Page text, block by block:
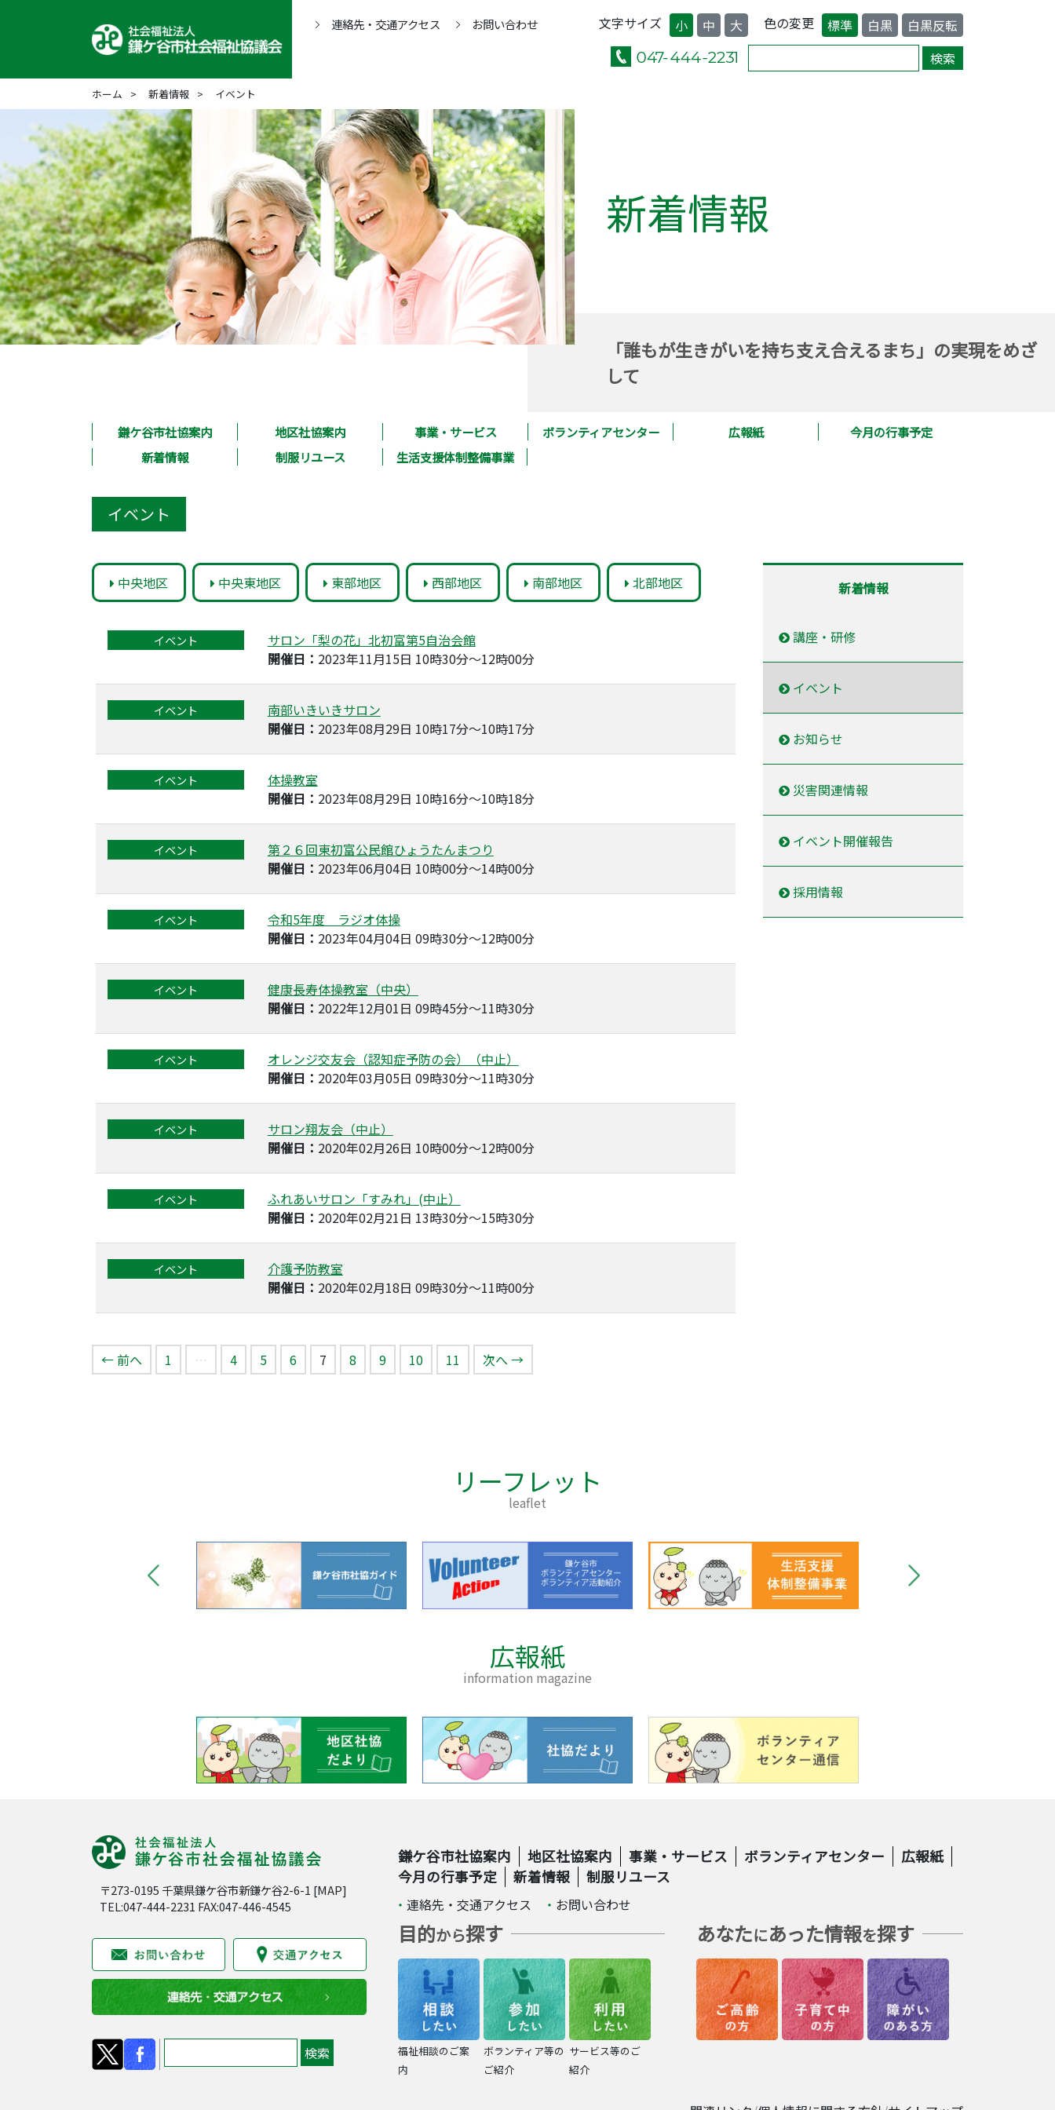
連絡先・交通アクセス お問い合わせ 文字サイズ 小 中 大 色の変更 標準 白黒 白黒反転
ホーム 新着情報 イベント
新着情報
「誰もが生きがいを持ち支え合えるまち」の実現をめざ
して
鎌ケ谷市社協案内 地区社協案内 事業・サービス ボランティアセンター 広報紙
今月の行事予定
新着情報
制服リユース 生活支援体制整備事業
イベント
中央地区 中央東地区 東部地区 西部地区 南部地区 北部地区
イベント
サロン「梨の花」北初富第5自治会館
開催日： 2023年11月15日 10時30分～12時00分
イベント
南部いきいきサロン
開催日： 2023年08月29日 10時17分～10時17分
イベント
体操教室
開催日： 2023年08月29日 10時16分～10時18分
イベント
第２６回東初富公民館ひょうたんまつり
開催日： 2023年06月04日 10時00分～14時00分
イベント
令和5年度 ラジオ体操
開催日： 2023年04月04日 09時30分～12時00分
イベント
健康長寿体操教室（中央）
開催日： 2022年12月01日 09時45分～11時30分
イベント
オレンジ交友会（認知症予防の会）（中止）
開催日： 2020年03月05日 09時30分～11時30分
イベント
サロン翔友会（中止）
開催日： 2020年02月26日 10時00分～12時00分
イベント
ふれあいサロン「すみれ」(中止）
開催日： 2020年02月21日 13時30分～15時30分
イベント
介護予防教室
開催日： 2020年02月18日 09時30分～11時00分
← 前へ 1 … 4 5 6 7 （このページ）
8 9 10 11 次へ →
新着情報
講座・研修
イベント
お知らせ
災害関連情報
イベント開催報告
採用情報
リーフレット
leaflet
広報紙
information magazine
〒273-0195 千葉県鎌ケ谷市新鎌ケ谷2-6-1 [MAP]
TEL:047-444-2231 FAX:047-446-4545
鎌ケ谷市社協案内 地区社協案内 事業・サービス ボランティアセンター
広報紙
今月の行事予定
新着情報 制服リユース
連絡先・交通アクセス お問い合わせ
目的から探す
福祉相談のご案
内
ボランティア等の
ご紹介
サービス等のご
紹介
あなたにあった情報を探す